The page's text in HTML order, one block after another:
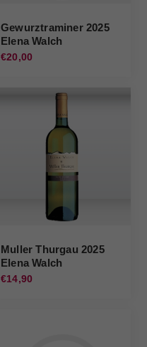
Gewurztraminer 2025
Elena Walch
€20,00
Muller Thurgau 2025
Elena Walch
€14,90